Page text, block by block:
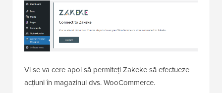
Vi se va cere apoi să permiteți Zakeke să efectueze
acțiuni în magazinul dvs. WooCommerce.